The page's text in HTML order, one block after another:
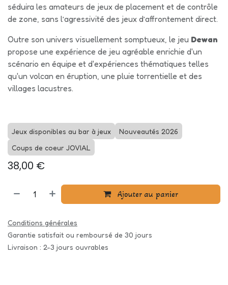
séduira les amateurs de jeux de placement et de contrôle
de zone, sans l’agressivité des jeux d’affrontement direct.
Outre son univers visuellement somptueux, le jeu Dewan
propose une expérience de jeu agréable enrichie d'un
scénario en équipe et d'expériences thématiques telles
qu'un volcan en éruption, une pluie torrentielle et des
villages lacustres.
Jeux disponibles au bar à jeux
Nouveautés 2026
Coups de coeur JOVIAL
38,00 €
Ajouter au panier
Conditions générales
Garantie satisfait ou remboursé de 30 jours
Livraison : 2-3 jours ouvrables